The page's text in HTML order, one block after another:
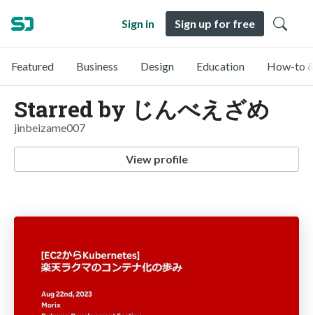
Sign in Sign up for free
Featured Business Design Education How-to
Starred by じんべえざめ
jinbeizame007
View profile